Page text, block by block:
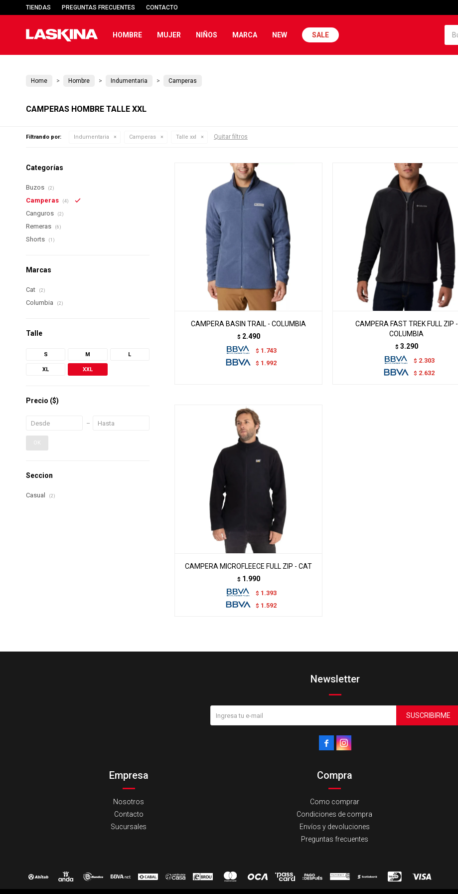
HOMBRE MUJER NIÑOS MARCA NEW SALE
TIENDAS PREGUNTAS FRECUENTES CONTACTO
Home Hombre Indumentaria Camperas
CAMPERAS HOMBRE TALLE XXL
Filtrando por: Indumentaria Camperas Talle xxl Quitar filtros
CAMPERA BASIN TRAIL - COLUMBIA
$ 2.490
$ 1.743
$ 1.992
CAMPERA FAST TREK FULL ZIP -
COLUMBIA
$ 3.290
$ 2.303
$ 2.632
CAMPERA MICROFLEECE FULL ZIP - CAT
$ 1.990
$ 1.393
$ 1.592
Categorías
Buzos (2)
Camperas (4)
Canguros (2)
Remeras (6)
Shorts (1)
Marcas
Cat (2)
Columbia (2)
Talle
S M L
XL XXL
Precio ($)
OK
Seccion
Casual (2)
Empresa
Nosotros
Contacto
Sucursales
Compra
Como comprar
Condiciones de compra
Envíos y devoluciones
Preguntas frecuentes
Newsletter
SUSCRIBIRME
 